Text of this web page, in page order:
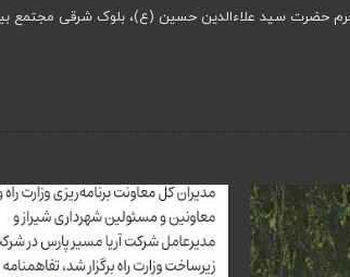
حضرت سید علاءالدین حسین (ع)، بلوک شرقی مجتمع بین